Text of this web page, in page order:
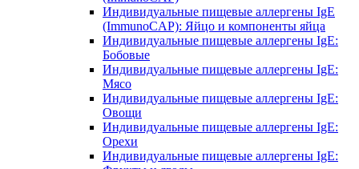
Индивидуальные пищевые аллергены IgE
(ImmunoCAP): Яйцо и компоненты яйца
Индивидуальные пищевые аллергены IgE:
Бобовые
Индивидуальные пищевые аллергены IgE:
Мясо
Индивидуальные пищевые аллергены IgE:
Овощи
Индивидуальные пищевые аллергены IgE:
Орехи
Индивидуальные пищевые аллергены IgE: